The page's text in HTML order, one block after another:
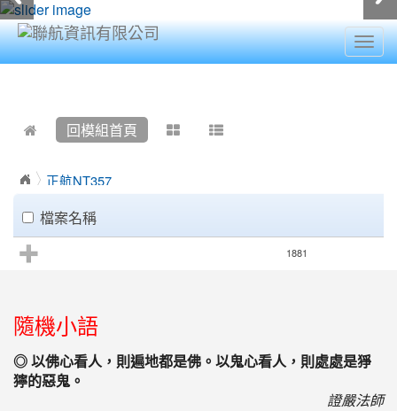
回模組首頁
正航NT357
檔案名稱
1881
隨機小語
◎ 以佛心看人，則遍地都是佛。以鬼心看人，則處處是猙
獰的惡鬼。
證嚴法師